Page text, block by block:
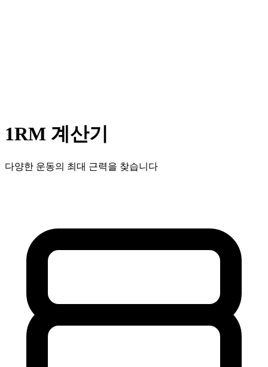
1RM 계산기
다양한 운동의 최대 근력을 찾습니다